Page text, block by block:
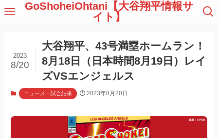
GoShoheiOhtani【大谷翔平情報サ
イト】
大谷翔平、43号満塁ホームラン！
8月18日（日本時間8月19日）レイ
ズVSエンジェルス
2023
8/20
ニュース・試合結果 2023年8月20日